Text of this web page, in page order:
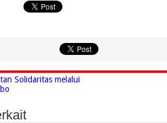
Solidaritas melalui